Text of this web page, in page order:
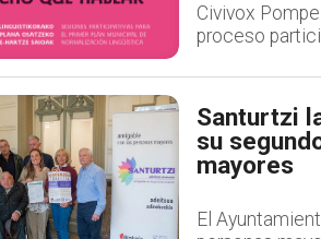
Civivox
proceso
Santurtzi
su
mayores
El